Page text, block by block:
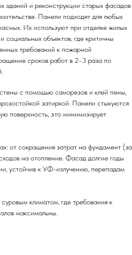
зданий и реконструкции старых фасадов
Панели подходят для любых
Их используют при отделке жилых
социальных объектов, где критичны
требований к пожарной
сроков работ в 2-3 раза по
с помощью саморезов и клей пены,
затиркой. Панели стыкуются
поверхность, это минимизирует
от сокращения затрат на фундамент (за
на отопление. Фасад долгие годы
устойчив к УФ-излучению, перепадам
климатом, где требования к
максимальны.